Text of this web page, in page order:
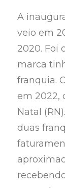
A
veio em
2020. Foi
marca
franquia.
em 2022,
Natal
duas